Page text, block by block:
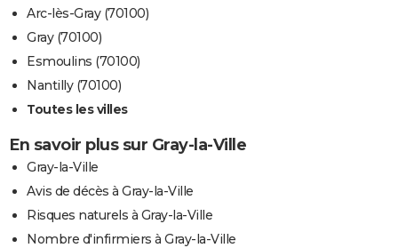
Arc-lès-Gray (70100)
Gray (70100)
Esmoulins (70100)
Nantilly (70100)
Toutes les villes
En savoir plus sur Gray-la-Ville
Gray-la-Ville
Avis de décès à Gray-la-Ville
Risques naturels à Gray-la-Ville
Nombre d'infirmiers à Gray-la-Ville